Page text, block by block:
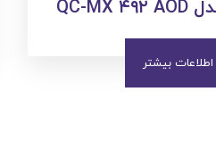
اطلاعات بیشتر